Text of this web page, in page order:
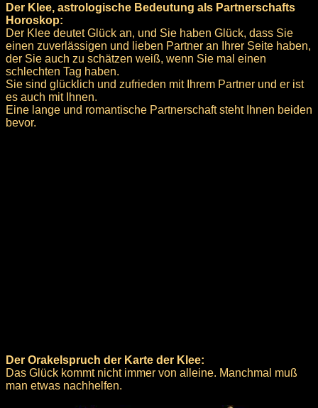
Der Klee, astrologische Bedeutung als Partnerschafts
Horoskop:
Der Klee deutet Glück an, und Sie haben Glück, dass Sie
einen zuverlässigen und lieben Partner an Ihrer Seite haben,
der Sie auch zu schätzen weiß, wenn Sie mal einen
schlechten Tag haben.
Sie sind glücklich und zufrieden mit Ihrem Partner und er ist
es auch mit Ihnen.
Eine lange und romantische Partnerschaft steht Ihnen beiden
bevor.
Der Orakelspruch der Karte der Klee:
Das Glück kommt nicht immer von alleine. Manchmal muß
man etwas nachhelfen.